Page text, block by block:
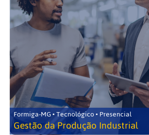
Formiga-MG • Tecnológico • Presencial
Gestão da Produção Industrial